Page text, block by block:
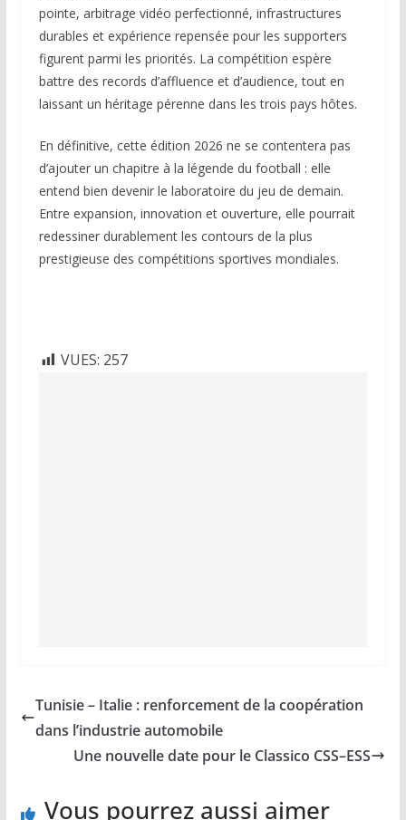
pointe, arbitrage vidéo perfectionné, infrastructures
durables et expérience repensée pour les supporters
figurent parmi les priorités. La compétition espère
battre des records d’affluence et d’audience, tout en
laissant un héritage pérenne dans les trois pays hôtes.
En définitive, cette édition 2026 ne se contentera pas
d’ajouter un chapitre à la légende du football : elle
entend bien devenir le laboratoire du jeu de demain.
Entre expansion, innovation et ouverture, elle pourrait
redessiner durablement les contours de la plus
prestigieuse des compétitions sportives mondiales.
VUES: 257
Tunisie – Italie : renforcement de la coopération
dans l’industrie automobile
Une nouvelle date pour le Classico CSS–ESS
Vous pourrez aussi aimer